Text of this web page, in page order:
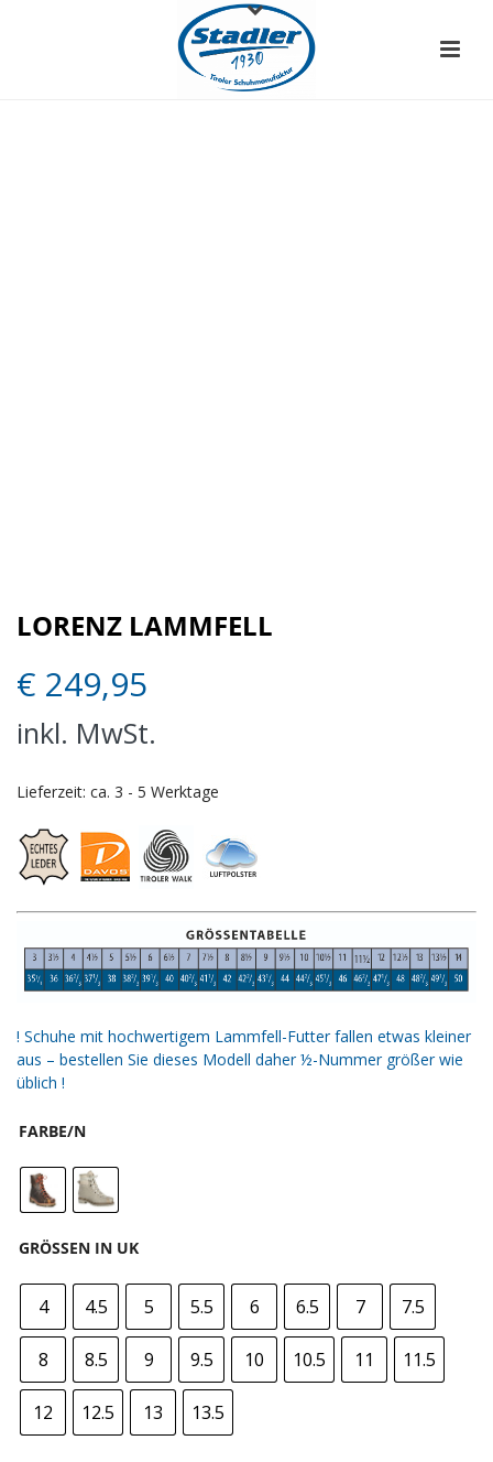
LORENZ LAMMFELL
€ 249,95
inkl. MwSt.
Lieferzeit: ca. 3 - 5 Werktage
! Schuhe mit hochwertigem Lammfell-Futter fallen etwas kleiner
aus – bestellen Sie dieses Modell daher ½-Nummer größer wie
üblich !
FARBE/N
GRÖSSEN IN UK
4 4.5 5 5.5 6 6.5 7 7.5
8 8.5 9 9.5 10 10.5 11 11.5
12 12.5 13 13.5